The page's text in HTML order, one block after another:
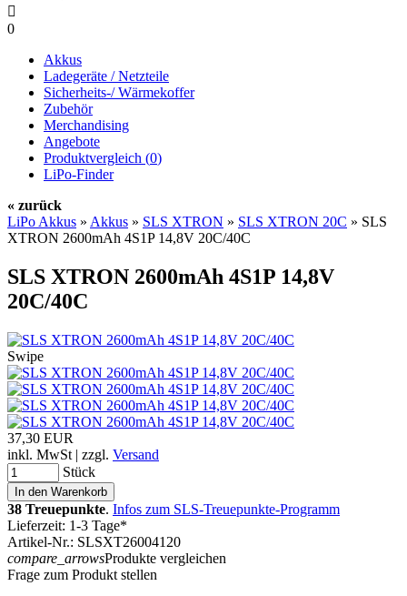

0
Akkus
Ladegeräte / Netzteile
Sicherheits-/ Wärmekoffer
Zubehör
Merchandising
Angebote
Produktvergleich (0)
LiPo-Finder
« zurück
LiPo Akkus » Akkus » SLS XTRON » SLS XTRON 20C » SLS
XTRON 2600mAh 4S1P 14,8V 20C/40C
SLS XTRON 2600mAh 4S1P 14,8V
20C/40C
Swipe
37,30 EUR
inkl. MwSt | zzgl. Versand
Stück
38 Treuepunkte. Infos zum SLS-Treuepunkte-Programm
Lieferzeit: 1-3 Tage*
Artikel-Nr.: SLSXT26004120
compare_arrowsProdukte vergleichen
Frage zum Produkt stellen